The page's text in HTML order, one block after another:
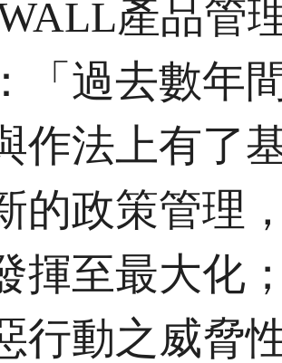
產品管
「過去數年
作法上有了
的政策管理
揮至最大化
行動之威脅